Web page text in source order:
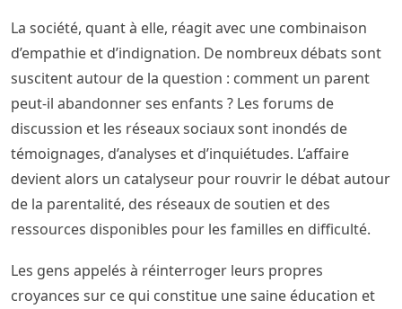
La société, quant à elle, réagit avec une combinaison
d’empathie et d’indignation. De nombreux débats sont
suscitent autour de la question : comment un parent
peut-il abandonner ses enfants ? Les forums de
discussion et les réseaux sociaux sont inondés de
témoignages, d’analyses et d’inquiétudes. L’affaire
devient alors un catalyseur pour rouvrir le débat autour
de la parentalité, des réseaux de soutien et des
ressources disponibles pour les familles en difficulté.
Les gens appelés à réinterroger leurs propres
croyances sur ce qui constitue une saine éducation et